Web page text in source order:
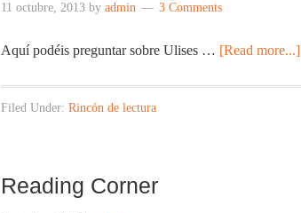
11 octubre, 2013 by admin 3 Comments
Aquí podéis preguntar sobre Ulises … [Read more...]
Filed Under: Rincón de lectura
Reading Corner